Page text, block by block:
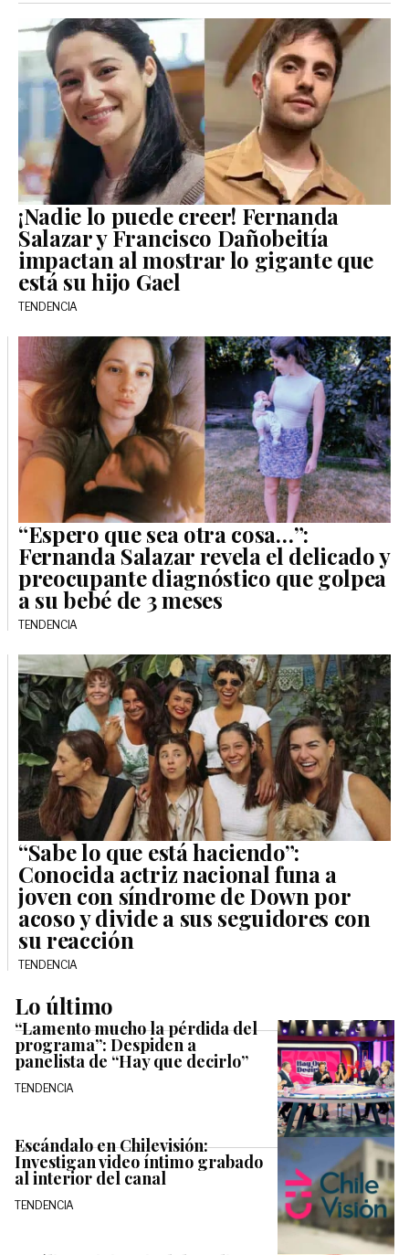
¡Nadie lo puede creer! Fernanda
Salazar y Francisco Dañobeitía
impactan al mostrar lo gigante que
está su hijo Gael
TENDENCIA
“Espero que sea otra cosa…”:
Fernanda Salazar revela el delicado y
preocupante diagnóstico que golpea
a su bebé de 3 meses
TENDENCIA
“Sabe lo que está haciendo”:
Conocida actriz nacional funa a
joven con síndrome de Down por
acoso y divide a sus seguidores con
su reacción
TENDENCIA
Lo último
“Lamento mucho la pérdida del
programa”: Despiden a
panelista de “Hay que decirlo”
TENDENCIA
Escándalo en Chilevisión:
Investigan video íntimo grabado
al interior del canal
TENDENCIA